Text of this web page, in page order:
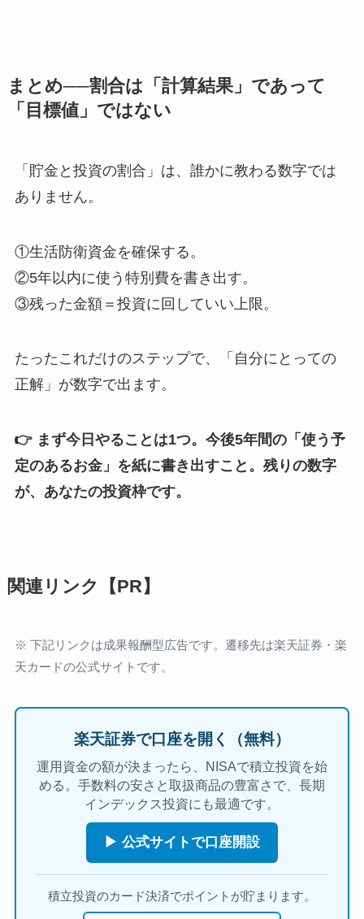
まとめ──割合は「計算結果」であって
「目標値」ではない
「貯金と投資の割合」は、誰かに教わる数字では
ありません。
①生活防衛資金を確保する。
②5年以内に使う特別費を書き出す。
③残った金額＝投資に回していい上限。
たったこれだけのステップで、「自分にとっての
正解」が数字で出ます。
👉 まず今日やることは1つ。今後5年間の「使う予
定のあるお金」を紙に書き出すこと。残りの数字
が、あなたの投資枠です。
関連リンク【PR】
※ 下記リンクは成果報酬型広告です。遷移先は楽天証券・楽
天カードの公式サイトです。
楽天証券で口座を開く（無料）
運用資金の額が決まったら、NISAで積立投資を始
める。手数料の安さと取扱商品の豊富さで、長期
インデックス投資にも最適です。
▶ 公式サイトで口座開設
積立投資のカード決済でポイントが貯まります。